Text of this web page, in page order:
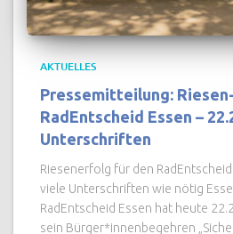
AKTUELLES
Pressemitteilung:
RadEntscheid Essen –
Unterschriften
Riesenerfolg für den
viele Unterschriften wie nötig
RadEntscheid Essen hat heute
sein Bürger*innenbegehren